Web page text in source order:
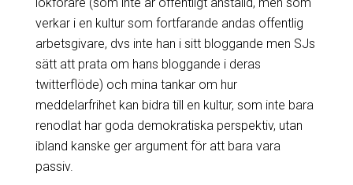
verkar i en kultur som fortfarande andas offentlig
arbetsgivare, dvs inte han i sitt bloggande men SJs
sätt att prata om hans bloggande i deras
twitterflöde) och mina tankar om hur
meddelarfrihet kan bidra till en kultur, som inte bara
renodlat har goda demokratiska perspektiv, utan
ibland kanske ger argument för att bara vara
passiv.